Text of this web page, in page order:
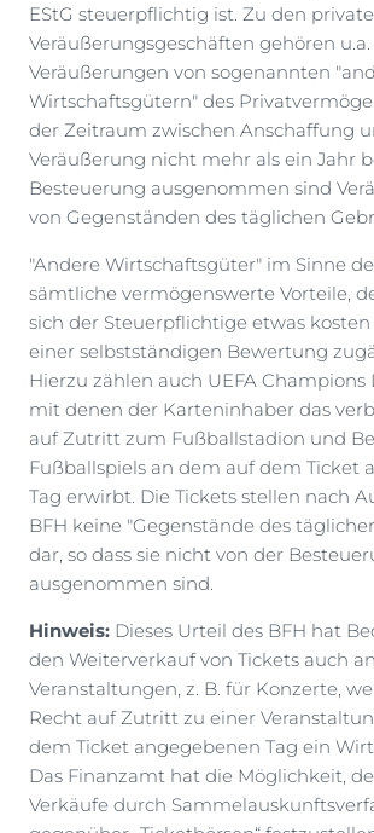
EStG steuerpflichtig ist. Zu den
Veräußerungsgeschäften gehören u.a.
Veräußerungen von sogenannten
Wirtschaftsgütern" des
der Zeitraum zwischen Anschaffung
Veräußerung nicht mehr als ein Jahr
Besteuerung ausgenommen sind
von Gegenständen des täglichen
"Andere Wirtschaftsgüter" im Sinne
sämtliche vermögenswerte Vorteile,
sich der Steuerpflichtige etwas
einer selbstständigen Bewertung
Hierzu zählen auch UEFA Champions
mit denen der Karteninhaber das
auf Zutritt zum Fußballstadion und
Fußballspiels an dem auf dem Ticket
Tag erwirbt. Die Tickets stellen nach
BFH keine "Gegenstände des
dar, so dass sie nicht von der
ausgenommen sind.
Hinweis: Dieses Urteil des BFH hat
den Weiterverkauf von Tickets auch
Veranstaltungen, z. B. für Konzerte,
Recht auf Zutritt zu einer
dem Ticket angegebenen Tag ein
Das Finanzamt hat die Möglichkeit,
Verkäufe durch